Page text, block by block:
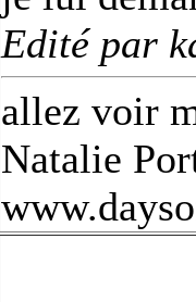
Edité par
allez voir
Natalie